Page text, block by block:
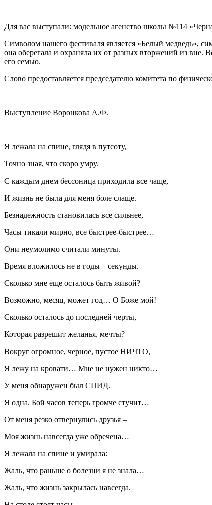
Для вас выступали: модельное агенство школы №114
Символом нашего фестиваля является «Белый медведь»,
она оберегала и охраняла их от разных вторжений из вне.
его семью.
Слово предоставляется председателю комитета по
Выступление Воронкова А.Ф.
Я лежала на спине, глядя в путсоту,
Точно зная, что скоро умру.
С каждым днем бессоница приходила все чаще,
И жизнь не была для меня боле слаще.
Безнадежность становилась все сильнее,
Часы тикали мирно, все быстрее-быстрее…
Они неумолимо считали минуты.
Время вложилось не в годы – секунды.
Сколько мне еще осталось быть живой?
Возможно, месяц, может год… О Боже мой!
Сколько осталось до последней черты,
Которая разрешит желанья, мечты?
Вокруг огромное, черное, пустое НИЧТО,
Я лежу на кровати… Мне не нужен никто…
У меня обнаружен был СПИД.
Я одна. Бой часов теперь громче стучит…
От меня резко отвернулись друзья –
Моя жизнь навсегда уже обречена…
Я лежала на спине и умирала:
Жаль, что раньше о болезни я не знала…
Жаль, что жизнь закрылась навсегда.